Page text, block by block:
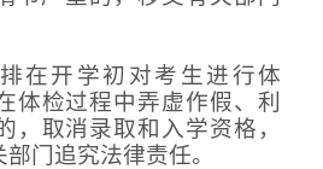
在开学初对考生进行体
体检过程中弄虚作假、利
，取消录取和入学资格，
门追究法律责任。